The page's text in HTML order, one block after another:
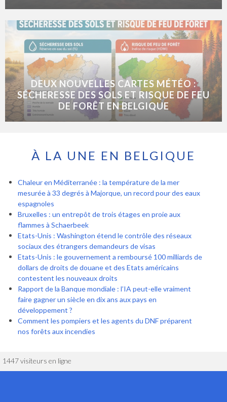
DEUX NOUVELLES CARTES MÉTÉO :
SÉCHERESSE DES SOLS ET RISQUE DE FEU
DE FORÊT EN BELGIQUE
À LA UNE EN BELGIQUE
Chaleur en Méditerranée : la température de la mer
mesurée à 33 degrés à Majorque, un record pour des eaux
espagnoles
Bruxelles : un entrepôt de trois étages en proie aux
flammes à Schaerbeek
Etats-Unis : Washington étend le contrôle des réseaux
sociaux des étrangers demandeurs de visas
Etats-Unis : le gouvernement a remboursé 100 milliards de
dollars de droits de douane et des Etats américains
contestent les nouveaux droits
Rapport de la Banque mondiale : l’IA peut-elle vraiment
faire gagner un siècle en dix ans aux pays en
développement ?
Comment les pompiers et les agents du DNF préparent
nos forêts aux incendies
1447 visiteurs en ligne